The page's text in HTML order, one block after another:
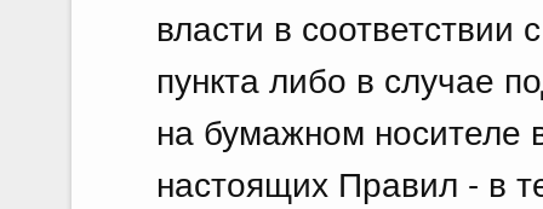
власти в соответствии
пункта либо в случае
на бумажном носителе
настоящих Правил - в